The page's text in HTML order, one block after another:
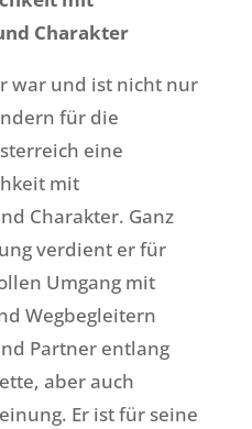
Charakter
war und ist nicht nur
für die
eine
mit
Charakter. Ganz
verdient er für
Umgang mit
Wegbegleitern
Partner entlang
aber auch
Er ist für seine